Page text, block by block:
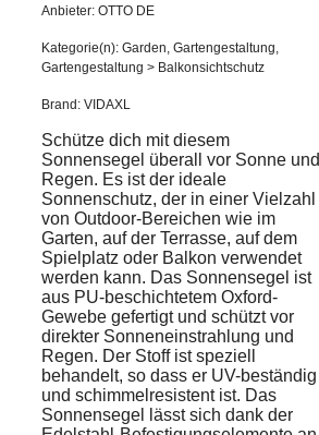
Anbieter: OTTO DE
Kategorie(n): Garden, Gartengestaltung,
Gartengestaltung > Balkonsichtschutz
Brand: VIDAXL
Schütze dich mit diesem
Sonnensegel überall vor Sonne und
Regen. Es ist der ideale
Sonnenschutz, der in einer Vielzahl
von Outdoor-Bereichen wie im
Garten, auf der Terrasse, auf dem
Spielplatz oder Balkon verwendet
werden kann. Das Sonnensegel ist
aus PU-beschichtetem Oxford-
Gewebe gefertigt und schützt vor
direkter Sonneneinstrahlung und
Regen. Der Stoff ist speziell
behandelt, so dass er UV-beständig
und schimmelresistent ist. Das
Sonnensegel lässt sich dank der